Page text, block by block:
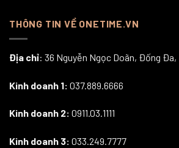
THÔNG TIN VỀ ONETIME.VN
Địa chỉ: 36 Nguyễn Ngọc Doãn, Đống Đa,
Kinh doanh 1: 037.889.6666
Kinh doanh 2: 0911.03.1111
Kinh doanh 3: 033.249.7777